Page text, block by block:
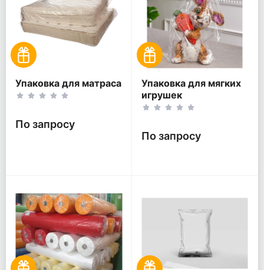
Упаковка для матраса
По запросу
Упаковка для мягких
игрушек
По запросу